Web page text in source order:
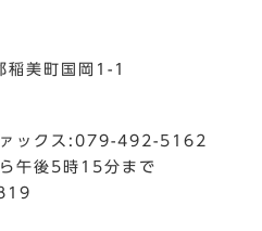
稲美町国岡1-1
ックス:079-492-5162
午後5時15分まで